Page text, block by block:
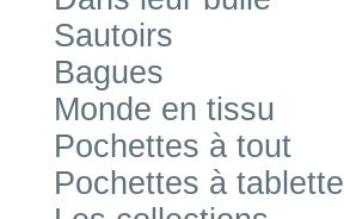
Sautoirs
Bagues
Monde en tissu
Pochettes à tout
Pochettes à tablette